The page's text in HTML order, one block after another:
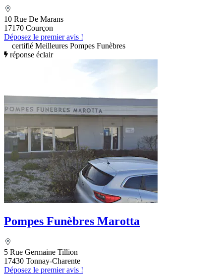
10 Rue De Marans
17170 Courçon
Déposez le premier avis !
certifié Meilleures Pompes Funèbres
réponse éclair
Pompes Funèbres Marotta
5 Rue Germaine Tillion
17430 Tonnay-Charente
Déposez le premier avis !